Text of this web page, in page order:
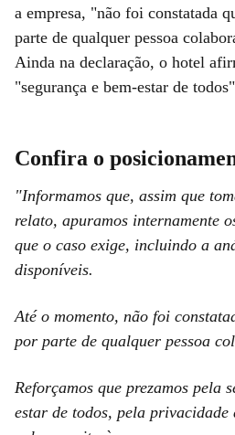
a empresa, "não foi constatada
parte de qualquer pessoa
Ainda na declaração, o hotel
"segurança e bem-estar de
Confira o
"Informamos que, assim que
relato, apuramos internamente
que o caso exige, incluindo a
disponíveis.
Até o momento, não foi
por parte de qualquer pessoa
Reforçamos que prezamos pela
estar de todos, pela privacidade